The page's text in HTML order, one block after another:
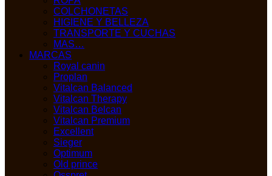
COLCHONETAS
HIGIENE Y BELLEZA
TRANSPORTE Y CUCHAS
MAS…
MARCAS
Royal canin
Proplan
Vitalcan Balanced
Vitalcan Therapy
Vitalcan Belcan
Vitalcan Premium
Excellent
Sieger
Optimum
Old prince